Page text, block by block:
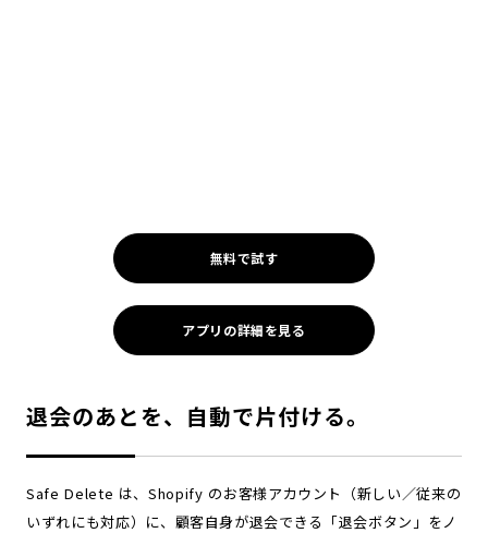
無料で試す
アプリの詳細を見る
退会のあとを、自動で片付ける。
Safe Delete は、Shopify のお客様アカウント（新しい／従来の
いずれにも対応）に、顧客自身が退会できる「退会ボタン」をノ